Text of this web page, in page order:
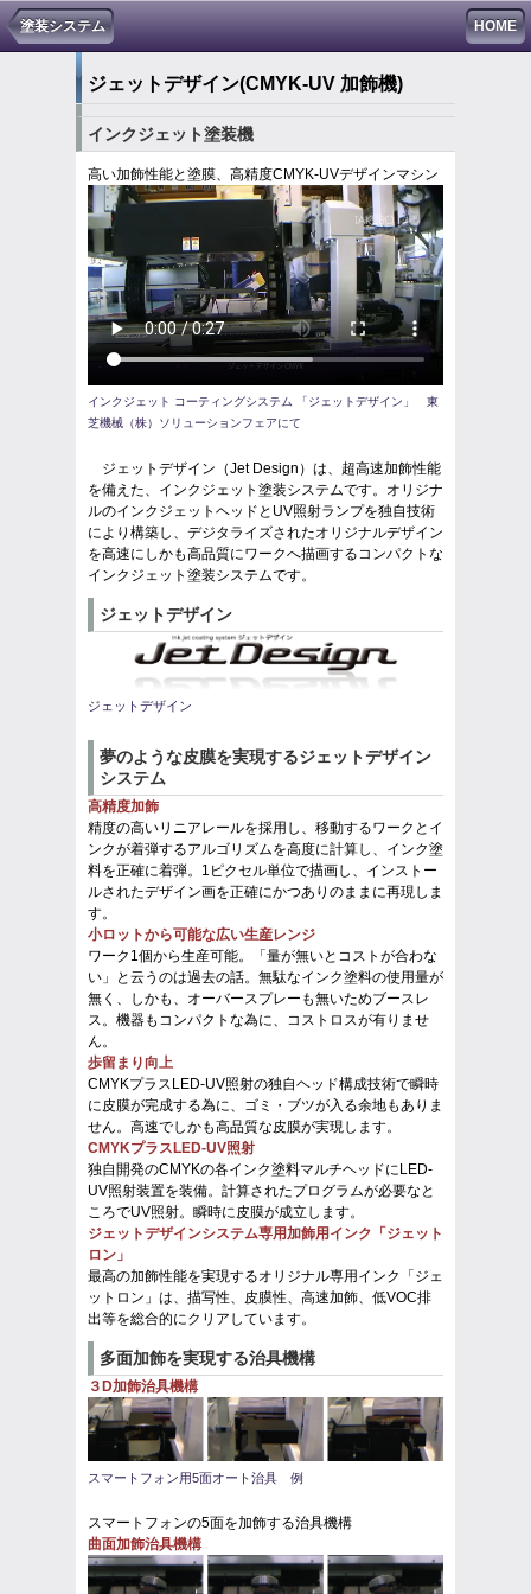
HOME
塗装システム
ジェットデザイン(CMYK-UV 加飾機)
インクジェット塗装機
高い加飾性能と塗膜、高精度CMYK-UVデザインマシン
インクジェット コーティングシステム 「ジェットデザイン」 東
芝機械（株）ソリューションフェアにて
ジェットデザイン（Jet Design）は、超高速加飾性能
を備えた、インクジェット塗装システムです。オリジナ
ルのインクジェットヘッドとUV照射ランプを独自技術
により構築し、デジタライズされたオリジナルデザイン
を高速にしかも高品質にワークへ描画するコンパクトな
インクジェット塗装システムです。
ジェットデザイン
ジェットデザイン
夢のような皮膜を実現するジェットデザイン
システム
高精度加飾
精度の高いリニアレールを採用し、移動するワークとイ
ンクが着弾するアルゴリズムを高度に計算し、インク塗
料を正確に着弾。1ピクセル単位で描画し、インストー
ルされたデザイン画を正確にかつありのままに再現しま
す。
小ロットから可能な広い生産レンジ
ワーク1個から生産可能。「量が無いとコストが合わな
い」と云うのは過去の話。無駄なインク塗料の使用量が
無く、しかも、オーバースプレーも無いためブースレ
ス。機器もコンパクトな為に、コストロスが有りませ
ん。
歩留まり向上
CMYKプラスLED-UV照射の独自ヘッド構成技術で瞬時
に皮膜が完成する為に、ゴミ・ブツが入る余地もありま
せん。高速でしかも高品質な皮膜が実現します。
CMYKプラスLED-UV照射
独自開発のCMYKの各インク塗料マルチヘッドにLED-
UV照射装置を装備。計算されたプログラムが必要なと
ころでUV照射。瞬時に皮膜が成立します。
ジェットデザインシステム専用加飾用インク「ジェット
ロン」
最高の加飾性能を実現するオリジナル専用インク「ジェ
ットロン」は、描写性、皮膜性、高速加飾、低VOC排
出等を総合的にクリアしています。
多面加飾を実現する治具機構
３D加飾治具機構
スマートフォン用5面オート治具 例
スマートフォンの5面を加飾する治具機構
曲面加飾治具機構